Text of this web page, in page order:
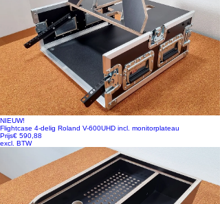
NIEUW!
Flightcase 4-delig Roland V-600UHD incl. monitorplateau
Prijs€ 590,88
excl. BTW